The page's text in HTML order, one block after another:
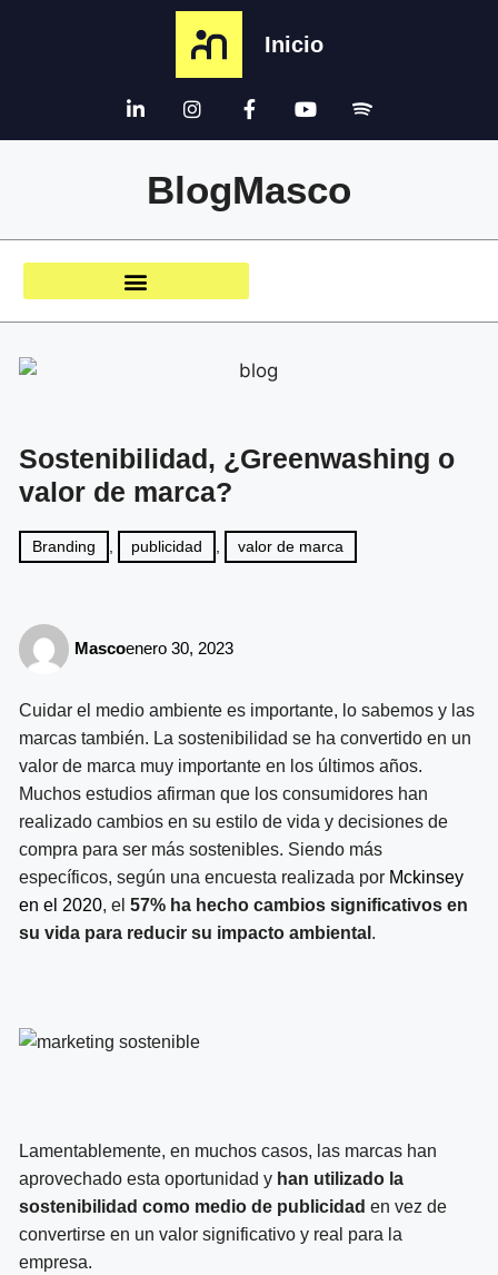
Inicio
BlogMasco
Sostenibilidad, ¿Greenwashing o
valor de marca?
Branding publicidad valor de marca
Mascoenero 30, 2023
Cuidar el medio ambiente es importante, lo sabemos y las
marcas también. La sostenibilidad se ha convertido en un
valor de marca muy importante en los últimos años.
Muchos estudios afirman que los consumidores han
realizado cambios en su estilo de vida y decisiones de
compra para ser más sostenibles. Siendo más
específicos, según una encuesta realizada por Mckinsey
en el 2020, el 57% ha hecho cambios significativos en
su vida para reducir su impacto ambiental .
Lamentablemente, en muchos casos, las marcas han
aprovechado esta oportunidad y han utilizado la
sostenibilidad como medio de publicidad en vez de
convertirse en un valor significativo y real para la
empresa.